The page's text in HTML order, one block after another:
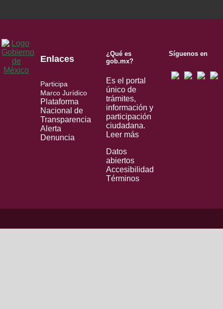
Enlaces
Participa
Marco Jurídico
Plataforma
Nacional de
Transparencia
Alerta
Denuncia
¿Qué es
gob.mx?
Es el portal
único de
trámites,
información y
participación
ciudadana.
Leer más
Datos
abiertos
Accesibilidad
Términos
Síguenos en